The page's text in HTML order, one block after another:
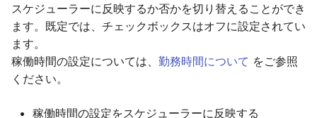
スケジューラーに反映するか否かを切り替えることができ
ます。既定では、チェックボックスはオフに設定されてい
ます。
稼働時間の設定については、 勤務時間について をご参照
ください。
稼働時間の設定をスケジューラーに反映する